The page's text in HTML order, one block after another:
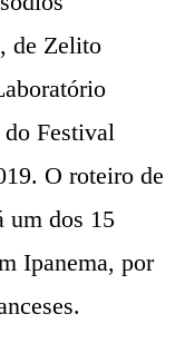
de Zelito
Festival
O roteiro de
um dos 15
Ipanema, por